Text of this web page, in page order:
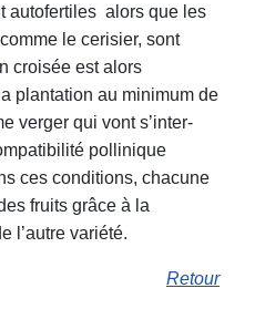
autofertiles alors que les
le cerisier, sont
croisée est alors
plantation au minimum de
verger qui vont s’inter-
pollinique
ces conditions, chacune
fruits grâce à la
l’autre variété.
Retour